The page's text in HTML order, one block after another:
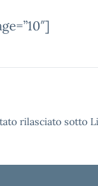
rilasciato sotto